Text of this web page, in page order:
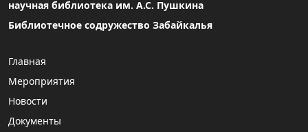
научная библиотека им. А.С. Пушкина
Библиотечное содружество Забайкалья
Главная
Мероприятия
Новости
Документы